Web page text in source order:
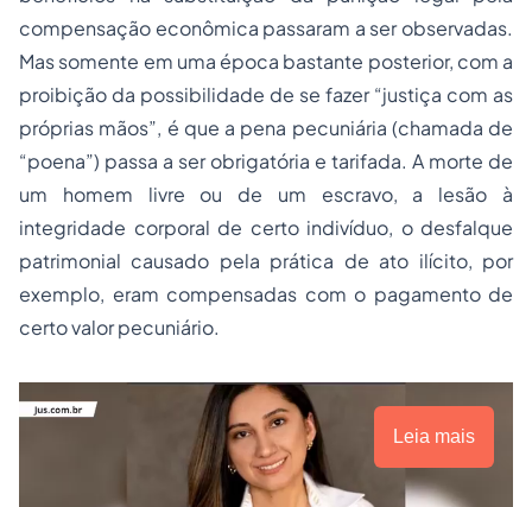
compensação econômica passaram a ser observadas.
Mas somente em uma época bastante posterior, com a
proibição da possibilidade de se fazer “justiça com as
próprias mãos”, é que a pena pecuniária (chamada de
“poena”) passa a ser obrigatória e tarifada. A morte de
um homem livre ou de um escravo, a lesão à
integridade corporal de certo indivíduo, o desfalque
patrimonial causado pela prática de ato ilícito, por
exemplo, eram compensadas com o pagamento de
certo valor pecuniário.
Leia mais